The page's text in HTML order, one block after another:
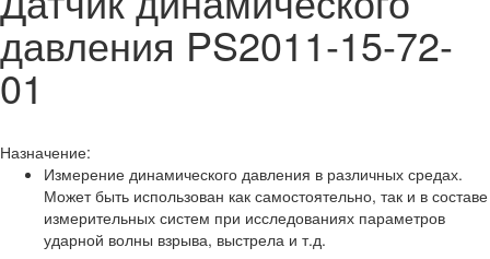
давления PS2011-15-72-
01
Назначение:
Измерение динамического давления в различных средах.
Может быть использован как самостоятельно, так и в составе
измерительных систем при исследованиях параметров
ударной волны взрыва, выстрела и т.д.